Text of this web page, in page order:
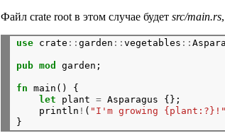
Файл crate root в этом случае будет src/main.rs
use crate :: garden :: vegetables ::
pub mod garden;
fn main() {
let plant = Asparagus {};
    println
! ( "I'm growing {plant:?}!"